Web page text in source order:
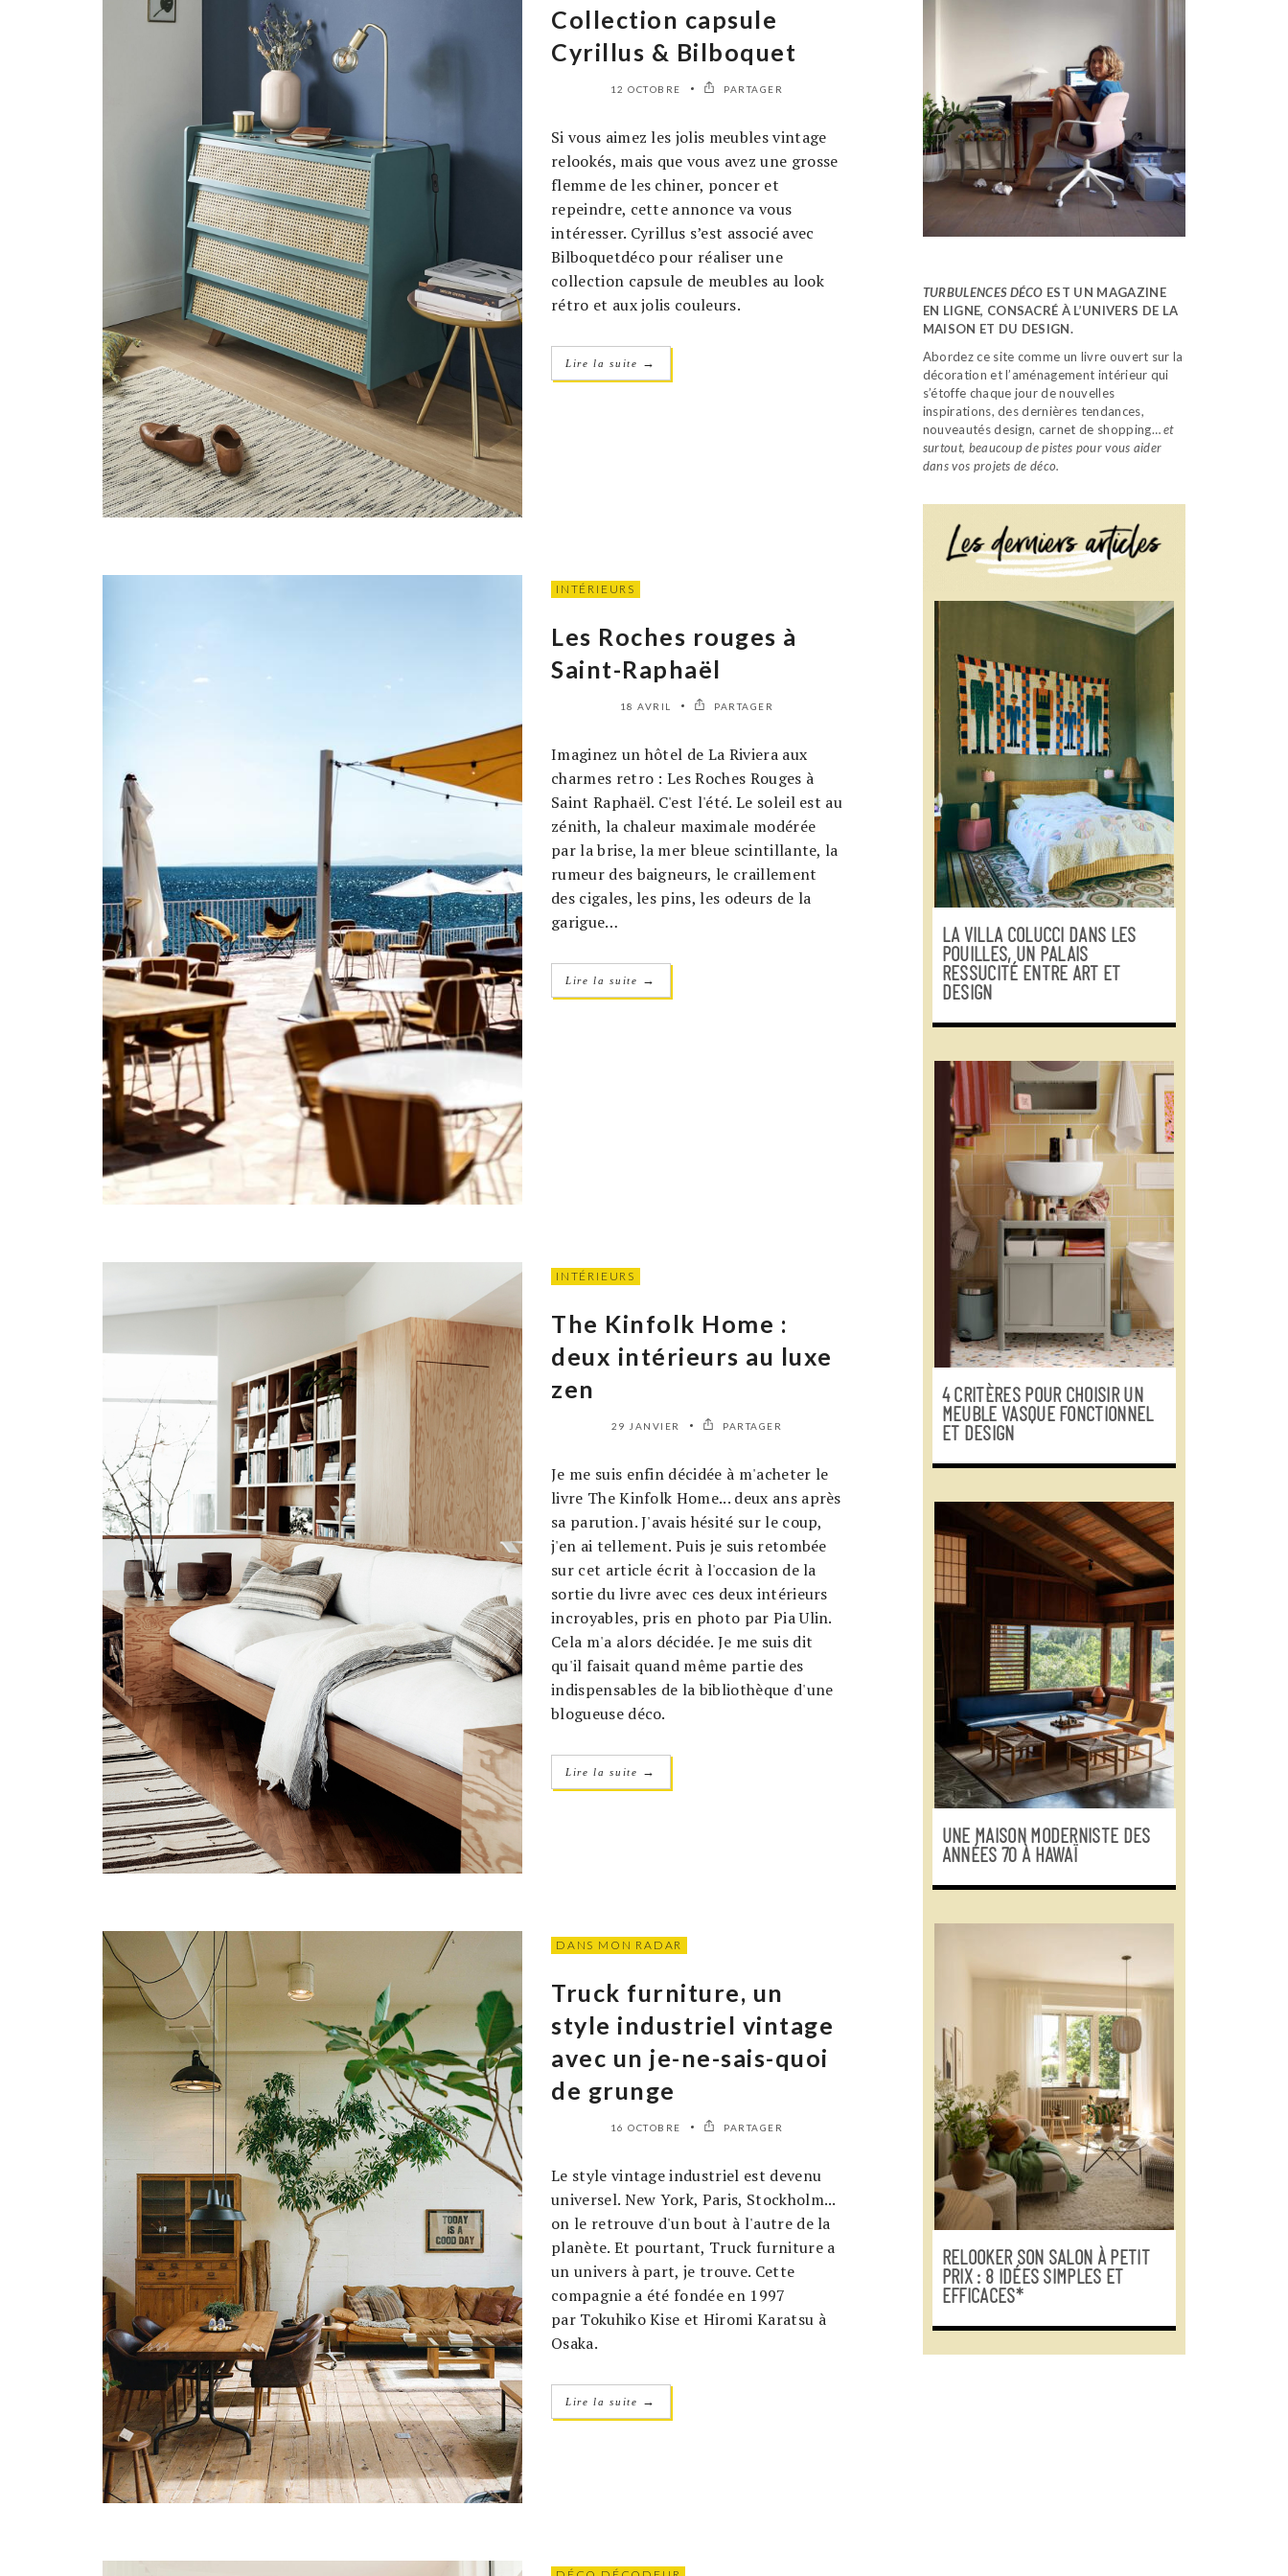
Collection capsule
Cyrillus & Bilboquet
12 OCTOBRE PARTAGER
Si vous aimez les jolis meubles vintage
relookés, mais que vous avez une grosse
flemme de les chiner, poncer et
repeindre, cette annonce va vous
intéresser. Cyrillus s’est associé avec
Bilboquetdéco pour réaliser une
collection capsule de meubles au look
rétro et aux jolis couleurs.
Lire la suite →
INTÉRIEURS
Les Roches rouges à
Saint-Raphaël
18 AVRIL PARTAGER
Imaginez un hôtel de La Riviera aux
charmes retro : Les Roches Rouges à
Saint Raphaël. C'est l'été. Le soleil est au
zénith, la chaleur maximale modérée
par la brise, la mer bleue scintillante, la
rumeur des baigneurs, le craillement
des cigales, les pins, les odeurs de la
garigue…
Lire la suite →
INTÉRIEURS
The Kinfolk Home :
deux intérieurs au luxe
zen
29 JANVIER PARTAGER
Je me suis enfin décidée à m'acheter le
livre The Kinfolk Home... deux ans après
sa parution. J'avais hésité sur le coup,
j'en ai tellement. Puis je suis retombée
sur cet article écrit à l'occasion de la
sortie du livre avec ces deux intérieurs
incroyables, pris en photo par Pia Ulin.
Cela m'a alors décidée. Je me suis dit
qu'il faisait quand même partie des
indispensables de la bibliothèque d'une
blogueuse déco.
Lire la suite →
DANS MON RADAR
Truck furniture, un
style industriel vintage
avec un je-ne-sais-quoi
de grunge
16 OCTOBRE PARTAGER
Le style vintage industriel est devenu
universel. New York, Paris, Stockholm...
on le retrouve d'un bout à l'autre de la
planète. Et pourtant, Truck furniture a
un univers à part, je trouve. Cette
compagnie a été fondée en 1997
par Tokuhiko Kise et Hiromi Karatsu à
Osaka.
Lire la suite →
TURBULENCES DÉCO EST UN MAGAZINE
EN LIGNE, CONSACRÉ À L’UNIVERS DE LA
MAISON ET DU DESIGN.
Abordez ce site comme un livre ouvert sur la
décoration et l’aménagement intérieur qui
s’étoffe chaque jour de nouvelles
inspirations, des dernières tendances,
nouveautés design, carnet de shopping…et
surtout, beaucoup de pistes pour vous aider
dans vos projets de déco.
LA VILLA COLUCCI DANS LES
POUILLES, UN PALAIS
RESSUCITÉ ENTRE ART ET
DESIGN
4 CRITÈRES POUR CHOISIR UN
MEUBLE VASQUE FONCTIONNEL
ET DESIGN
UNE MAISON MODERNISTE DES
ANNÉES 70 À HAWAÏ
RELOOKER SON SALON À PETIT
PRIX : 8 IDÉES SIMPLES ET
EFFICACES*